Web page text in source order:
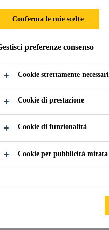
Conferma le mie scelte
preferenze consenso
Cookie strettamente necessari
Cookie di prestazione
Cookie di funzionalità
Cookie per pubblicità mirata